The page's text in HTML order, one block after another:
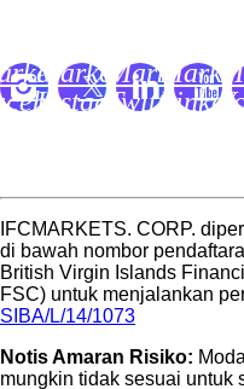
Markets
Instagram
Markets
Twitter
IFCMARKETS. CORP.
di bawah nombor
British Virgin Islands
FSC) untuk menjalankan
SIBA/L/14/1073
Notis Amaran Risiko:
mungkin tidak sesuai untuk